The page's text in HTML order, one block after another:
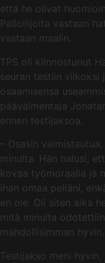
että he olivat
Palloilijoita vastaan
vastaan maalin.
TPS oli kiinnostunut
seuran testiin viikoksi
osaamisensa
päävalmentaja
ennen testijaksoa.
– Osasin
minulta. Hän halusi,
kovaa työmoraalia ja
ihan omaa peliäni,
en ole. Oli siten aika
mitä minulta
mahdollisimman hyvin.
Testijakso meni